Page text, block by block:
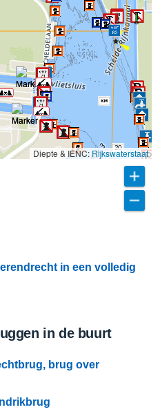
20
Diepte & IENC:Rijkswaterstaat
in een volledig
in de buurt
brug over